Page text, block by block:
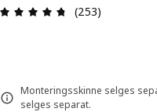
(253)
Monteringsskinne selges
selges separat.